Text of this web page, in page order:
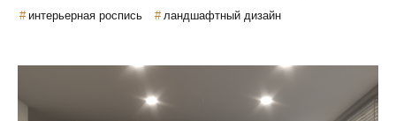
интерьерная роспись
ландшафтный дизайн